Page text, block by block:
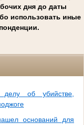
дня до даты
использовать иные
об убийстве,
оснований для